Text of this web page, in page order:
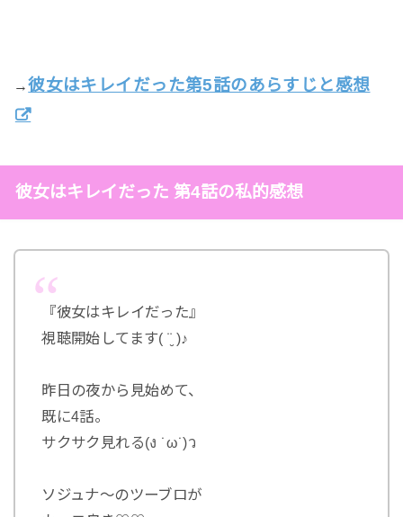
→彼女はキレイだった第5話のあらすじと感想
彼女はキレイだった 第4話の私的感想
『彼女はキレイだった』
視聴開始してます( ¨̮ )♪
昨日の夜から見始めて、
既に4話。
サクサク見れる(ง ˙ω˙)ว
ソジュナ～のツーブロが